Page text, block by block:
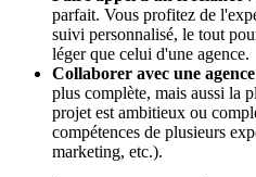
parfait. Vous profitez de
suivi personnalisé, le tout
léger que celui d'une agence.
Collaborer avec une agence
plus complète, mais aussi la
projet est ambitieux ou
compétences de plusieurs
marketing, etc.).